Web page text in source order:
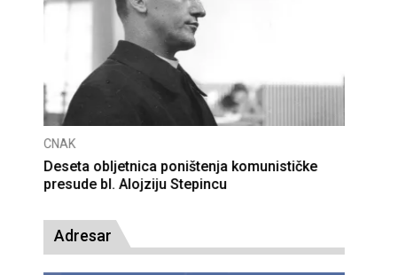
CNAK
Deseta obljetnica poništenja komunističke
presude bl. Alojziju Stepincu
Adresar